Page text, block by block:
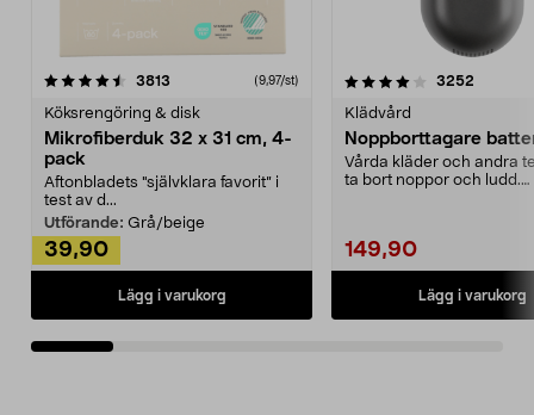
3813 (9,97/st)
Köksrengöring & disk
Mikrofiberduk 32 x 31 cm, 4-
pack
Aftonbladets "självklara favorit” i
test av d...
Utförande: Grå/beige
39,90
Lägg i varukorg
4.0av 5 stjärnor 3252
Klädvård
Noppborttagare
Vårda kläder och andra
ta bort noppor och ludd.
149,90
Lägg i varukorg
4.5av 5 stjärnor